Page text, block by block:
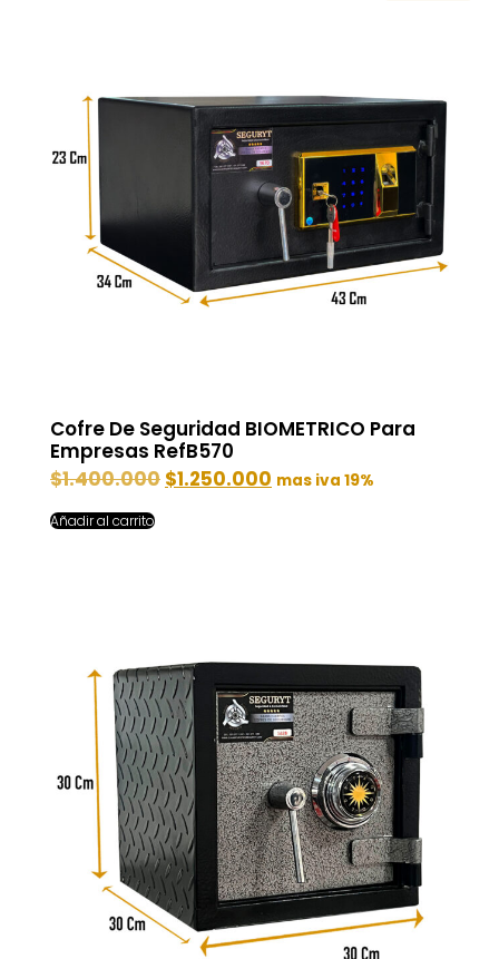
Cofre De Seguridad BIOMETRICO Para
Empresas RefB570
$1.400.000 $1.250.000 mas iva 19%
Añadir al carrito